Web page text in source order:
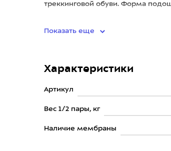
треккинговой обуви. Форма
Показать еще
Характеристики
Артикул
Вес 1/2 пары, кг
Наличие мембраны